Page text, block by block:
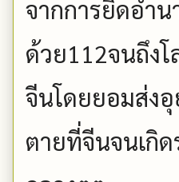
จากการยึดอำ
ด้วย112จนถึงโ
จีนโดยยอมส่ง
ตายที่จีนจนเกิ